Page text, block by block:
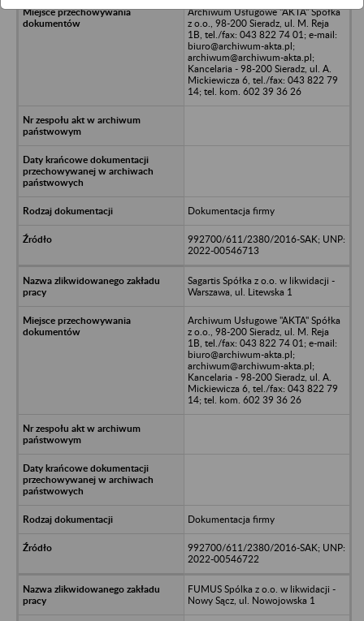
Archiwum Usługowe "AKTA" Spółka
z o.o., 98-200 Sieradz, ul. M. Reja
1B, tel./fax: 043 822 74 01; e-mail:
biuro@archiwum-akta.pl;
archiwum@archiwum-akta.pl;
Kancelaria - 98-200 Sieradz, ul. A.
Mickiewicza 6, tel./fax: 043 822 79
14; tel. kom. 602 39 36 26
Dokumentacja firmy
992700/611/2380/2016-SAK; UNP:
2022-00546713
Sagartis Spółka z o.o. w likwidacji -
Warszawa, ul. Litewska 1
Archiwum Usługowe "AKTA" Spółka
z o.o., 98-200 Sieradz, ul. M. Reja
1B, tel./fax: 043 822 74 01; e-mail:
biuro@archiwum-akta.pl;
archiwum@archiwum-akta.pl;
Kancelaria - 98-200 Sieradz, ul. A.
Mickiewicza 6, tel./fax: 043 822 79
14; tel. kom. 602 39 36 26
Dokumentacja firmy
992700/611/2380/2016-SAK; UNP:
2022-00546722
FUMUS Spólka z o.o. w likwidacji -
Nowy Sącz, ul. Nowojowska 1